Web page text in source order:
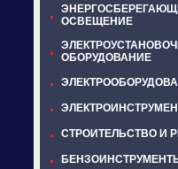
ОСВЕЩЕНИЕ
ОБОРУДОВАНИЕ
СТРОИТЕЛЬСТВО И